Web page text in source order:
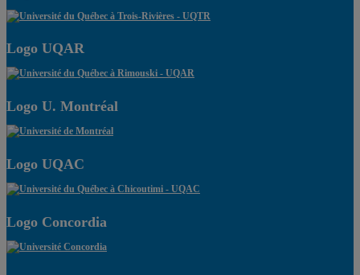
Logo UQAR
Logo U. Montréal
Logo UQAC
Logo Concordia